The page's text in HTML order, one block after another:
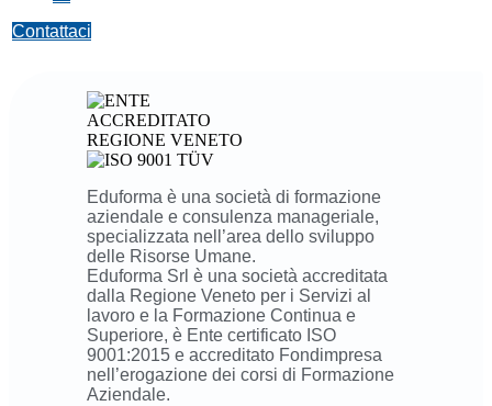
Contattaci
Eduforma è una società di formazione
aziendale e consulenza manageriale,
specializzata nell’area dello sviluppo
delle Risorse Umane.
Eduforma Srl è una società accreditata
dalla Regione Veneto per i Servizi al
lavoro e la Formazione Continua e
Superiore, è Ente certificato ISO
9001:2015 e accreditato Fondimpresa
nell’erogazione dei corsi di Formazione
Aziendale.